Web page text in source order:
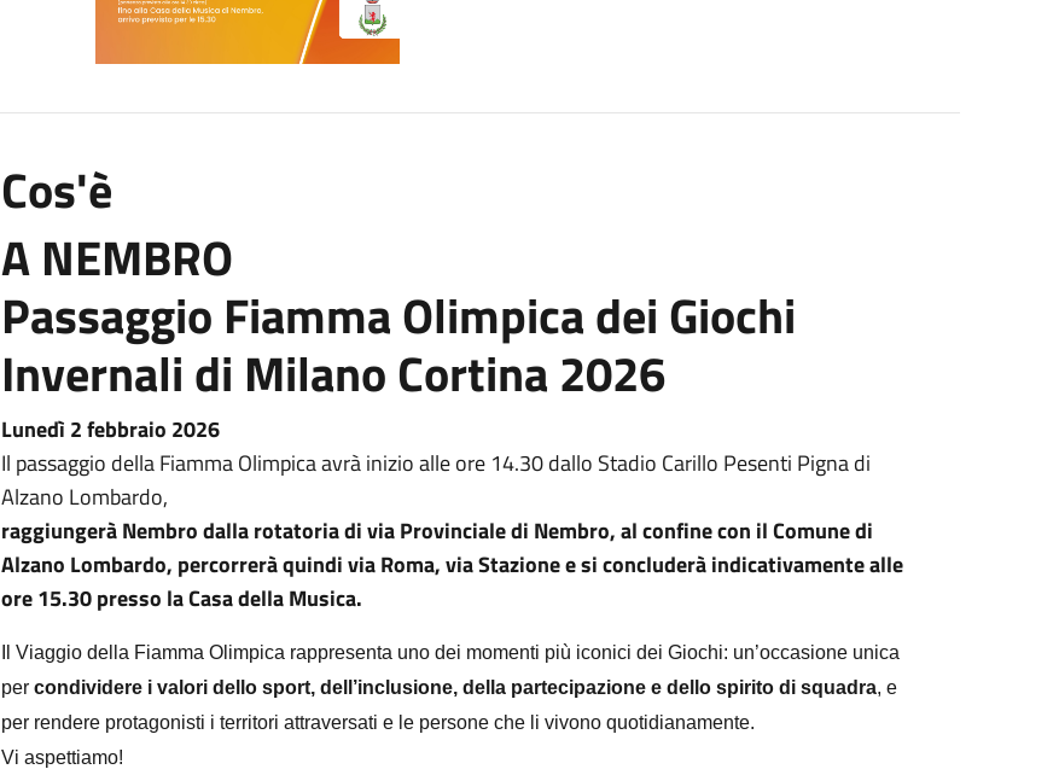
Cos'è
A NEMBRO
Passaggio Fiamma Olimpica dei Giochi
Invernali di Milano Cortina 2026
Lunedì 2 febbraio 2026
Il passaggio della Fiamma Olimpica avrà inizio alle ore 14.30 dallo Stadio Carillo Pesenti Pigna di
Alzano Lombardo,
raggiungerà Nembro dalla rotatoria di via Provinciale di Nembro, al confine con il Comune di
Alzano Lombardo, percorrerà quindi via Roma, via Stazione e si concluderà indicativamente alle
ore 15.30 presso la Casa della Musica.
Il Viaggio della Fiamma Olimpica rappresenta uno dei momenti più iconici dei Giochi: un’occasione unica
per condividere i valori dello sport, dell’inclusione, della partecipazione e dello spirito di squadra, e
per rendere protagonisti i territori attraversati e le persone che li vivono quotidianamente.
Vi aspettiamo!